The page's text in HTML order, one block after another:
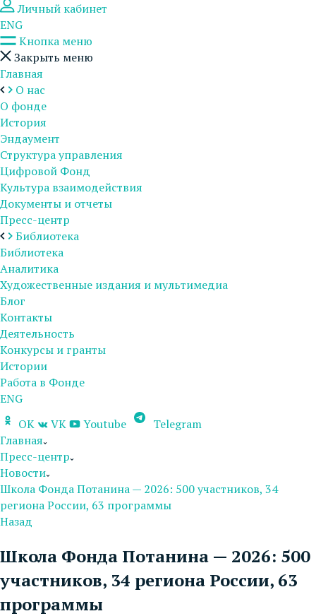
Личный кабинет
ENG
Кнопка меню
Закрыть меню
Главная
О нас
О фонде
История
Эндаумент
Структура управления
Цифровой Фонд
Культура взаимодействия
Документы и отчеты
Пресс-центр
Библиотека
Библиотека
Аналитика
Художественные издания и мультимедиа
Блог
Контакты
Деятельность
Конкурсы и гранты
Истории
Работа в Фонде
ENG
OK
VK Youtube
Telegram
Главная
Пресс-центр
Новости
Школа Фонда Потанина — 2026: 500 участников, 34
региона России, 63 программы
Назад
Школа Фонда Потанина — 2026: 500
участников, 34 региона России, 63
программы